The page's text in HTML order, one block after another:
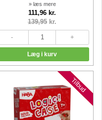
» læs mere
111,96 kr.
139,95 kr.
Nyheder
Tilbud